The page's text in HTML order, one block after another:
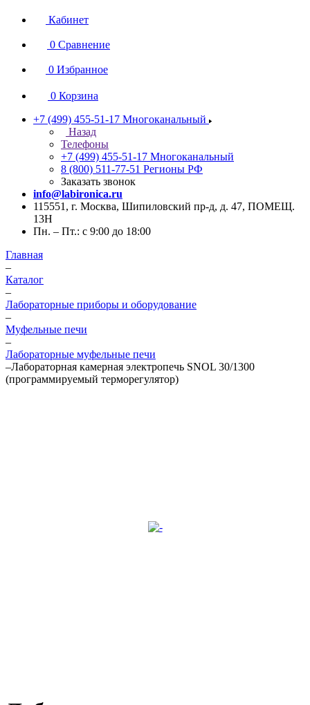
Кабинет
0 Сравнение
0 Избранное
0 Корзина
+7 (499) 455-51-17 Многоканальный
Назад
Телефоны
+7 (499) 455-51-17 Многоканальный
8 (800) 511-77-51 Регионы РФ
Заказать звонок
info@labironica.ru
115551, г. Москва, Шипиловский пр-д, д. 47, ПОМЕЩ.
13Н
Пн. – Пт.: с 9:00 до 18:00
Главная
–
Каталог
–
Лабораторные приборы и оборудование
–
Муфельные печи
–
Лабораторные муфельные печи
–Лабораторная камерная электропечь SNOL 30/1300
(программируемый терморегулятор)